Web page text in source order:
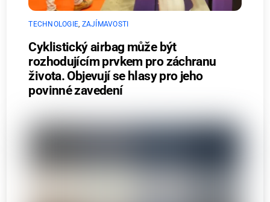
TECHNOLOGIE, ZAJÍMAVOSTI
Cyklistický airbag může být
rozhodujícím prvkem pro záchranu
života. Objevují se hlasy pro jeho
povinné zavedení